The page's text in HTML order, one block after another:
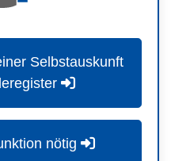
Selbstauskunft
nötig